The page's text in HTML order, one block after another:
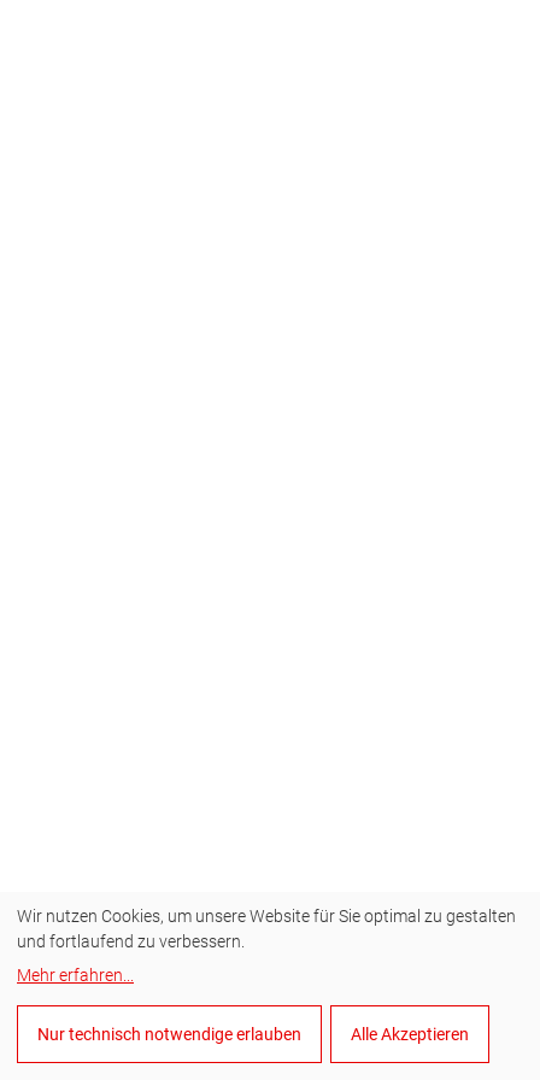
Wir nutzen Cookies, um unsere Website für Sie optimal zu gestalten
und fortlaufend zu verbessern.
Mehr erfahren
Nur technisch notwendige erlauben Alle Akzeptieren